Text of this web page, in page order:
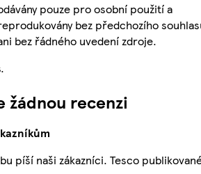
pouze pro osobní použití a
bez předchozího
bez řádného uvedení zdroje.
žádnou recenzi
píší naši zákazníci. Tesco